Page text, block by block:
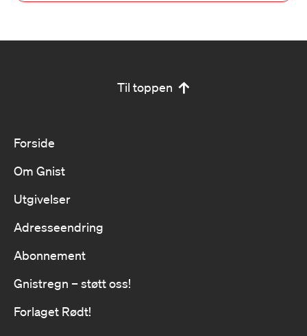
Til toppen
Forside
Om Gnist
Utgivelser
Adresseendring
Abonnement
Gnistregn – støtt oss!
Forlaget Rødt!